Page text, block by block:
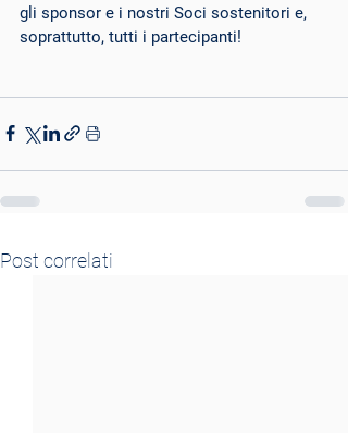
gli sponsor e i nostri Soci sostenitori e,
soprattutto, tutti i partecipanti!
Post correlati